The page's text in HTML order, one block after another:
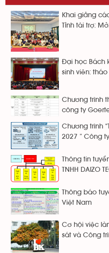
Khai giảng
Tỉnh tài trợ:
Đại học Bách
sinh viên: tháo
Chương trình
công ty
Chương trình
2027 ” Công
Thông tin
TNHH DAIZO
Thông báo
Việt Nam
Cơ hội việc
sát và Công